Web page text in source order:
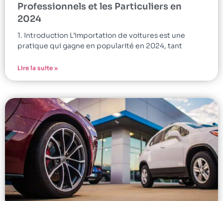
Professionnels et les Particuliers en
2024
1. Introduction L’importation de voitures est une
pratique qui gagne en popularité en 2024, tant
Lire la suite »